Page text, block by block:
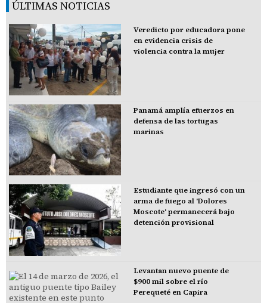
ÚLTIMAS NOTICIAS
Veredicto por educadora pone
en evidencia crisis de
violencia contra la mujer
Panamá amplía efuerzos en
defensa de las tortugas
marinas
Estudiante que ingresó con un
arma de fuego al 'Dolores
Moscote' permanecerá bajo
detención provisional
Levantan nuevo puente de
$900 mil sobre el río
Perequeté en Capira